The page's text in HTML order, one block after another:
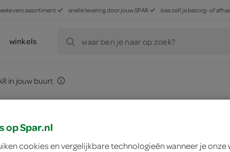
vers assortiment snelle levering door jouw SPAR kies zelf je bezorg- of
winkels waar ben je naar op zoek?
in jouw buurt
op Spar.nl
cookies en vergelijkbare technologieën wanneer je onze